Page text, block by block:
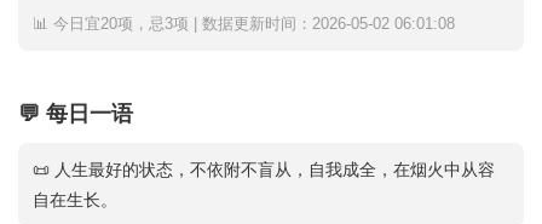
📊 今日宜20项，忌3项 | 数据更新时间：2026-05-02 06:01:08
💬 每日一语
📜 人生最好的状态，不依附不盲从，自我成全，在烟火中从容
自在生长。